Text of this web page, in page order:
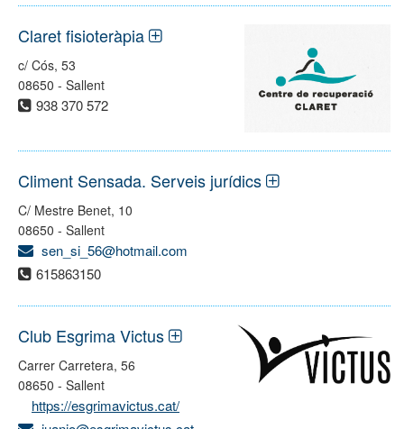
Claret fisioteràpia
c/ Cós, 53
08650 - Sallent
938 370 572
Climent Sensada. Serveis jurídics
C/ Mestre Benet, 10
08650 - Sallent
sen_si_56@hotmail.com
615863150
Club Esgrima Victus
Carrer Carretera, 56
08650 - Sallent
https://esgrimavictus.cat/